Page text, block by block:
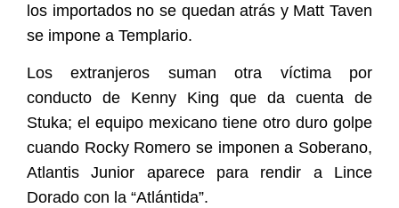
los importados no se quedan atrás y Matt Taven
se impone a Templario.
Los extranjeros suman otra víctima por
conducto de Kenny King que da cuenta de
Stuka; el equipo mexicano tiene otro duro golpe
cuando Rocky Romero se imponen a Soberano,
Atlantis Junior aparece para rendir a Lince
Dorado con la “Atlántida”.